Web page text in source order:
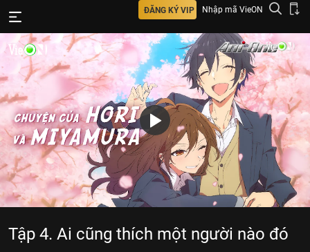
ĐĂNG KÝ VIP Nhập mã VieON
Tập 4. Ai cũng thích một người nào đó